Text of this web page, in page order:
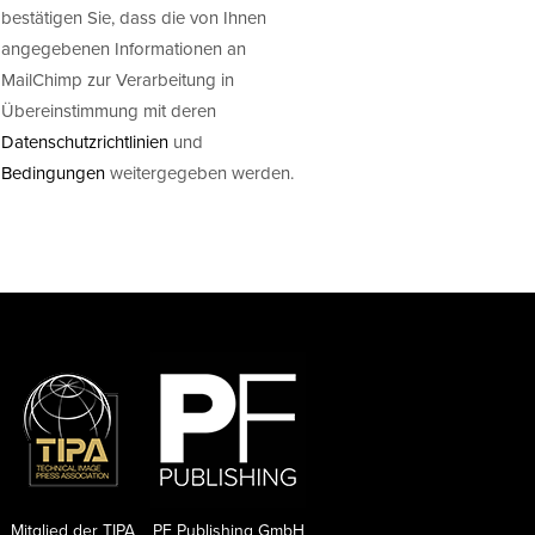
bestätigen Sie, dass die von Ihnen
angegebenen Informationen an
MailChimp zur Verarbeitung in
Übereinstimmung mit deren
Datenschutzrichtlinien und
Bedingungenweitergegeben werden.
PF Publishing GmbH
Mitglied der TIPA